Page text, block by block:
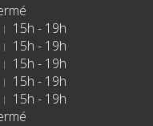
15h - 19h
15h - 19h
15h - 19h
15h - 19h
15h - 19h